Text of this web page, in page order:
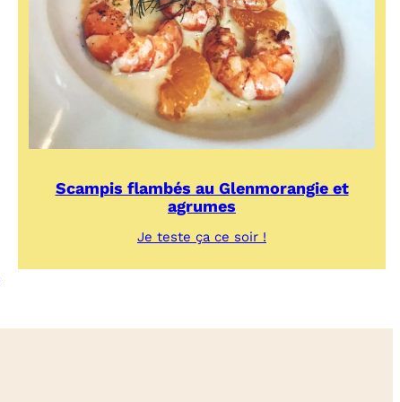
Scampis flambés au Glenmorangie et
agrumes
Je teste ça ce soir !
flambés
agrumes